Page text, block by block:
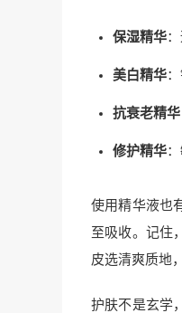
保湿精华
美白精华
抗衰老精华
修护精华
使用精华液也
至吸收。记住
皮选清爽质地
护肤不是玄学